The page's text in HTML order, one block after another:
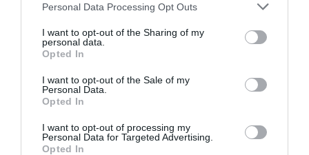
Personal Data Processing Opt Outs
I want to opt-out of the Sharing of my
personal data.
Opted In
I want to opt-out of the Sale of my
Personal Data.
Opted In
I want to opt-out of processing my
Personal Data for Targeted Advertising.
Opted In